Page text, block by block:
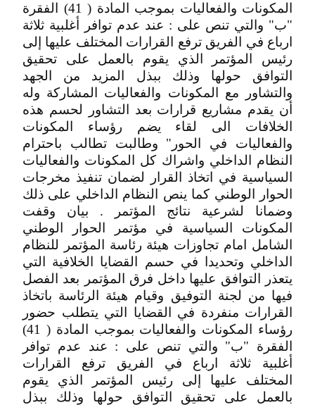
المكونات والفعاليات بموجب المادة ( 41) الفقرة
"ب" والتي تنص على : عند عدم توافر أغلبية ثلاثة
ارباع في الفريق ترفع القرارات المختلف عليها إلى
رئيس المؤتمر الذي يقوم بالعمل على تحقيق
التوافق حولها وذلك ببذل المزيد من الجهد
والتشاور مع المكونات والفعاليات المشاركة وله
أن يقدم مشاريع قرارات بعد التشاور لحسم هذه
الخلافات الى لقاء يضم رؤساء المكونات
والفعاليات في الحور" وطالبت تطالب باحترام
النظام الداخلي واشراك كل المكونات والفعاليات
السياسية في اتخاذ القرار لضمان تنفيذ مخرجات
الحوار الوطني كما ينص النظام الداخلي على ذلك
وضمانا لشرعية نتائج المؤتمر . بيان وقفت
المكونات السياسية في مؤتمر الحوار الوطني
الشامل امام تجاوزات هيئة رئاسة المؤتمر للنظام
الداخلي وتحديدا في حسم القضايا الخلافية التي
يتعذر التوافق عليها داخل فرق المؤتمر بعد الفصل
فيها من لجنة التوفيق وقيام هيئة الرئاسة باتخاذ
القرارات منفردة في القضايا التي يتطلب حضور
رؤساء المكونات والفعاليات بموجب المادة ( 41)
الفقرة "ب" والتي تنص على : عند عدم توافر
أغلبية ثلاثة ارباع في الفريق ترفع القرارات
المختلف عليها إلى رئيس المؤتمر الذي يقوم
بالعمل على تحقيق التوافق حولها وذلك ببذل